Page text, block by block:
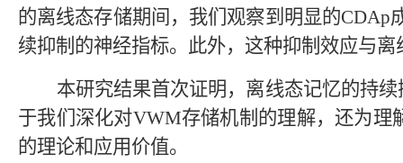
的离线态存储期间，我们观察到明显的CDAp
续抑制的神经指标。此外，这种抑制效应与离
本研究结果首次证明，离线态记忆的持
于我们深化对VWM存储机制的理解，还为理
的理论和应用价值。